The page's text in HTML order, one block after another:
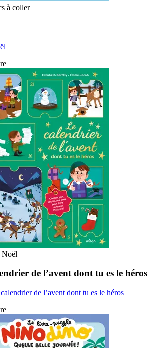
à coller
Noël
de l’avent dont tu es le héros
de l’avent dont tu es le héros